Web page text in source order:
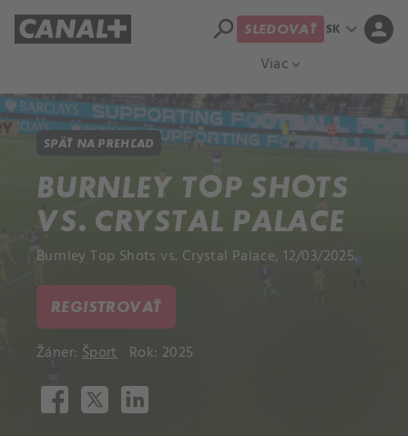
Viac expand_more
search SLEDOVAŤ SK expand_more person
SPÄŤ NA PREHĽAD
BURNLEY TOP SHOTS
VS. CRYSTAL PALACE
Burnley Top Shots vs. Crystal Palace, 12/03/2025.
REGISTROVAŤ
Žáner: Šport Rok: 2025